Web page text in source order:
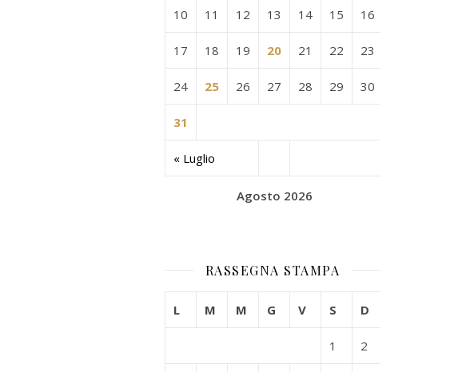
Agosto 2026
« Luglio
10 11 12 13 14 15 16
17 18 19 20 21 22 23
24 25 26 27 28 29 30
31
RASSEGNA STAMPA
L M M G V S D
1 2